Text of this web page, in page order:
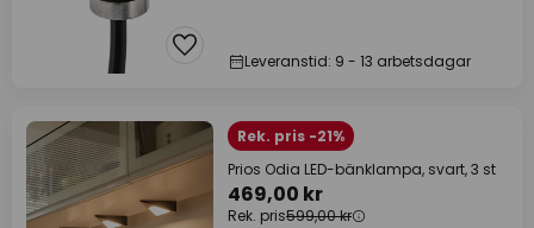
Leveranstid: 9 - 13 arbetsdagar
Rek. pris -21%
Prios Odia LED-bänklampa, svart, 3 st
469,00 kr
Rek. pris599,00 kr